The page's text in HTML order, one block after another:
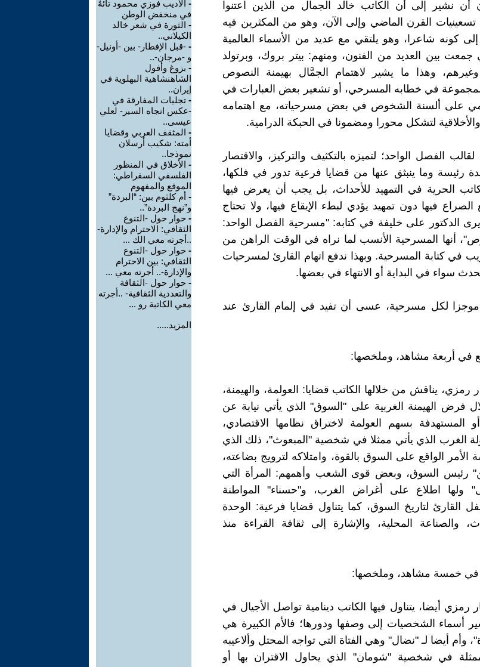
أن نشير إلى أن الكاتب خالد الجمال من الذين اعتنوا
القرن الماضي وإلى الآن، وهو من المكثرين فيه
إلى كونه شاعرا، وهو يلتقي مع عديد من الأسماء العالمية
جمعت بين العديد من الفنون، ومنهم: بيتر بروك، وبرتولد
وهذا ما يشير لاهتمام الجمَّال بهيمنة النصوص
في خطابه المسرحي، أو تشعير بعض العبارات في
على ألسنة الشخوص في بعض مسرحياته، مع اهتمامه
والأخلاقية لتشكل محورا ومضمونا في الحبكة الدرامية.
الفصل الواحد؛ لتميزه بالتكثيف والتركيز، والاقتصار
رئيسة وما ينبثق عنها من قضايا فرعية تدور في فلكها،
الحرية في التمهيد للأحداث، بل يجب أن يعرض فيها
فيها دون تمهيد يؤدي لبطء الإيقاع فيها، ولا تحتاج
الدكتور على خليفة في كتابه: "مسرحية الفصل الواحد:
أنها المسرحية الأنسب لما نراه في الوقت الراهن من
في كتابة المسرحية. وبهذا ندفع اتهام القارئ لمسرحيات
سواء في البداية أو الانتهاء في بعضها.
لكل مسرحية، عسى أن تفيد في إلمام القارئ عند
في أربعة مشاهد، وملخصها:
يناقش من خلالها الكاتب قضايا: العولمة، والهيمنة،
فرض الهيمنة الغربية على "السوق" الذي يأتي نيابة عن
المستهدفة بسهم العولمة لاختراق نظامها الاقتصادي،
الغرب الذي يأتي ممثلا في شخصية "المبعوث"، ذلك الذي
الواقع على السوق بالقوة، وامتلاكه لترويج بضاعته،
السوق، وبعض قوى الشعب وأهمهم: المرأة التي
ولها اطلاع على أغراض الغرب، و"حسناء" المواطنة
القارئ لتاريخ السوق، كما يتناول قضايا فرعية: الوحدة
والصناعة المحلية، والإشارة إلى ثقافة القراءة منذ
في خمسة مشاهد، وملخصها:
أيضا، يتناول فيها الكاتب دينامية تواصل الأجيال في
أسماء الشخصيات إلى وصفها ودورها؛ فالأم الكبيرة هي
وأم أيضا لـ "نضال" وهي الفتاة التي تواجه المحتل وألاعيبه
في شخصية "شومان" الذي يحاول الاقتران بها أو
- الأديب فوزي محمود تائهٌ
في منخفض الوطن
- الثورة في شعر خالد
الكيلاني..
- -قبل الإفطار- بين -أونيل-
و -مرجان-..
- بزوغ وأفول
الشاهنشاهية البهلوية في
إيران..
- تجليات المفارقة في
-عكس اتجاه السير- لعلي
عيسى..
- المثقف العربي وقضايا
أمته: شكيب أرسلان
نموذجا..
- الأخلاق في المنظور
الفلسفي السقراطي:
الموقع والمفهوم
- أم كلثوم بين: “البردة”
و”نهج البردة”..
- حوار حول -التنوع
الثقافي: الاحترام والإدارة-
..أجرته معي الك ...
- حوار حول -التنوع
الثقافي: بين الاحترام
والإدارة-.. أجرته معي ...
- حوار حول -الثقافة
والتعددية الثقافية- ..أجرته
معي الكاتبة رو ...
المزيد.....